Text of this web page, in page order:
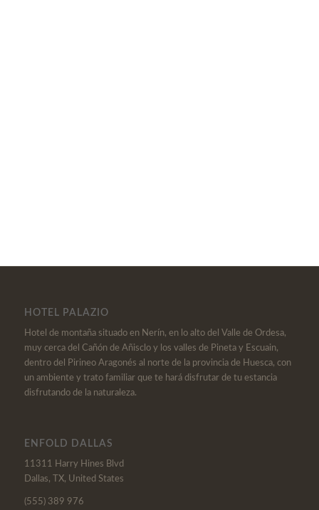
HOTEL PALAZIO
Hotel de montaña situado en Nerín, en lo alto del Valle de Ordesa,
muy cerca del Cañón de Añisclo y los valles de Pineta y Escuain,
dentro del Pirineo Aragonés al norte de la provincia de Huesca, con
un ambiente y trato familiar que te hará disfrutar de tu estancia
disfrutando de la naturaleza.
ENFOLD DALLAS
11311 Harry Hines Blvd
Dallas, TX, United States
(555) 389 976